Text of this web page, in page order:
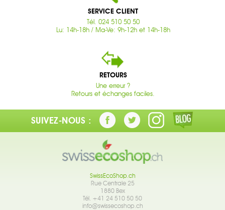
SERVICE CLIENT
Tél. 024 510 50 50
Lu: 14h-18h / Ma-Ve: 9h-12h et 14h-18h
RETOURS
Une erreur ?
Retours et échanges faciles.
SUIVEZ-NOUS :
SwissEcoShop.ch
Rue Centrale 25
1880 Bex
Tél. +41 24 510 50 50
info@swissecoshop.ch